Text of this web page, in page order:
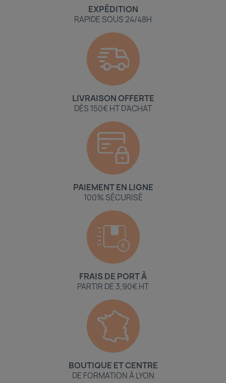
EXPÉDITION
RAPIDE SOUS 24/48H
LIVRAISON OFFERTE
DÈS 150€ HT D'ACHAT
PAIEMENT EN LIGNE
100% SÉCURISÉ
FRAIS DE PORT À
PARTIR DE 3,90€ HT
BOUTIQUE ET CENTRE
DE FORMATION À LYON